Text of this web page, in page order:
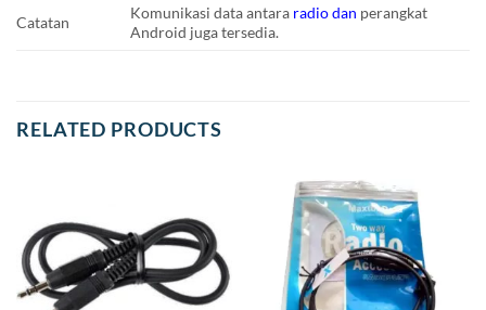
Catatan
Komunikasi data antara radio dan perangkat
Android juga tersedia.
RELATED PRODUCTS